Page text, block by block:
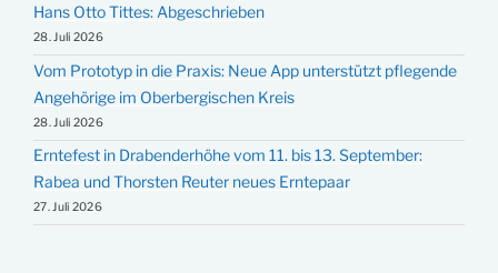
Hans Otto Tittes: Abgeschrieben
28. Juli 2026
Vom Prototyp in die Praxis: Neue App unterstützt pflegende
Angehörige im Oberbergischen Kreis
28. Juli 2026
Erntefest in Drabenderhöhe vom 11. bis 13. September:
Rabea und Thorsten Reuter neues Erntepaar
27. Juli 2026